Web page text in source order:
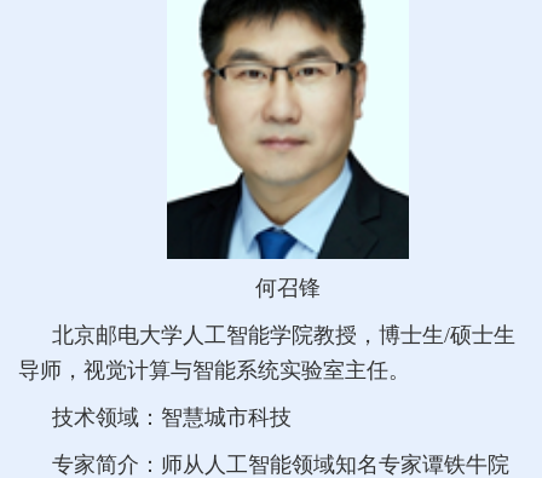
何召锋
北京邮电大学人工智能学院教授，博士生/硕士生
导师，视觉计算与智能系统实验室主任。
技术领域：智慧城市科技
专家简介：师从人工智能领域知名专家谭铁牛院